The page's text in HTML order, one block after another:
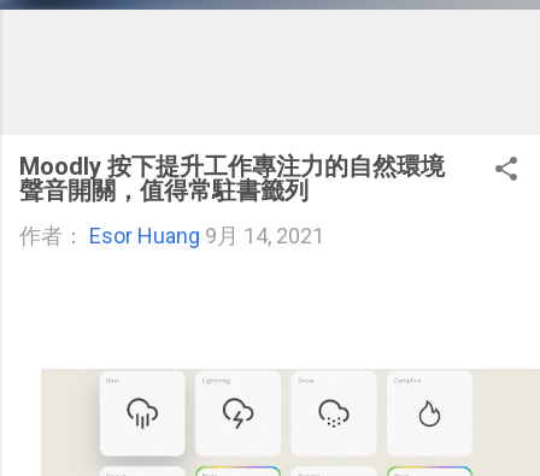
Moodly 按下提升工作專注力的自然環境
聲音開關，值得常駐書籤列
作者： Esor Huang 9月 14, 2021